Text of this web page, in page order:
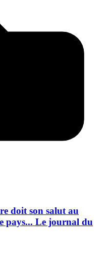
doit son salut au
pays... Le journal du